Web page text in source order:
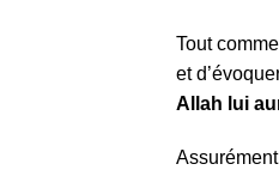
Tout
et
Allah lui